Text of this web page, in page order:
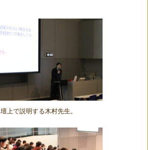
壇上で説明する木村先生。